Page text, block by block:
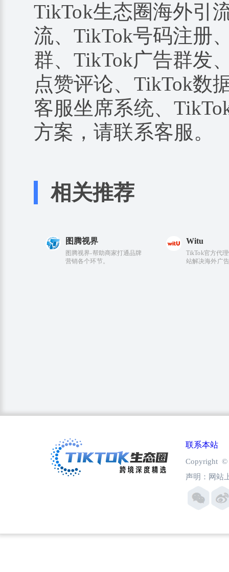
TikTok生态圈海外引
流、TikTok号码注册
群、TikTok广告群发
点赞评论、TikTok数
客服坐席系统、
方案，请联系客服。
相关推荐
图腾视界
图腾视界-帮助商家打通品牌
营销各个环节。
Witu
TikTok官方代
站解决海外广
联系本站
Copyright ©
声明：网站